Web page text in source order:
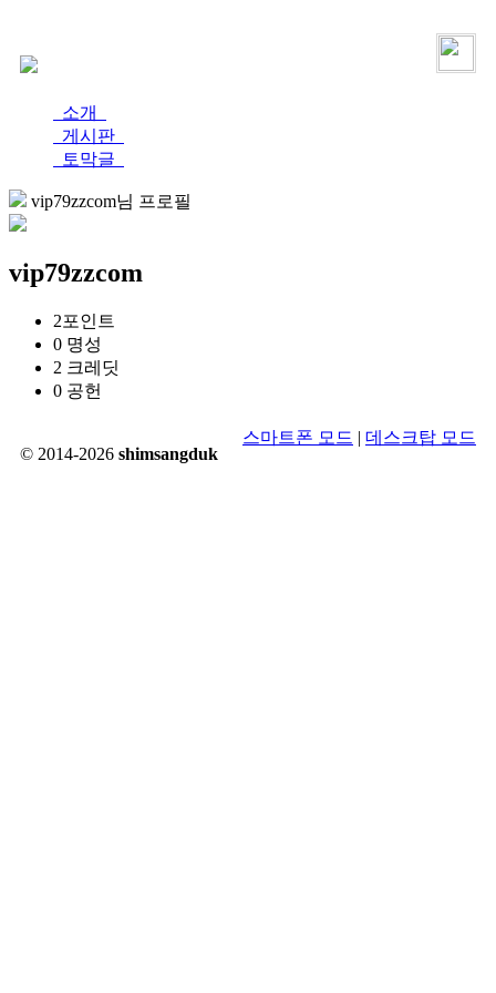
소개
게시판
토막글
vip79zzcom님 프로필
vip79zzcom
2포인트
0 명성
2 크레딧
0 공헌
© 2014-2026 shimsangduk
스마트폰 모드 | 데스크탑 모드